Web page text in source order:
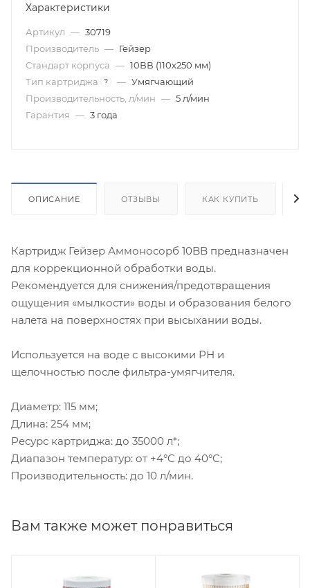
Характеристики
Артикул — 30719
Производитель — Гейзер
Стандарт корпуса — 10ВВ (110х250 мм)
Тип картриджа
? — Умягчающий
Производительность, л/мин — 5 л/мин
Гарантия — 3 года
ОПИСАНИЕ ОТЗЫВЫ КАК КУПИТЬ
Картридж Гейзер Аммоносорб 10BB предназначен
для коррекционной обработки воды.
Рекомендуется для снижения/предотвращения
ощущения «мылкости» воды и образования белого
налета на поверхностях при высыхании воды.
Используется на воде с высокими РН и
щелочностью после фильтра-умягчителя.
Диаметр: 115 мм;
Длина: 254 мм;
Ресурс картриджа: до 35000 л*;
Диапазон температур: от +4°C до 40°C;
Производительность: до 10 л/мин.
Вам также может понравиться